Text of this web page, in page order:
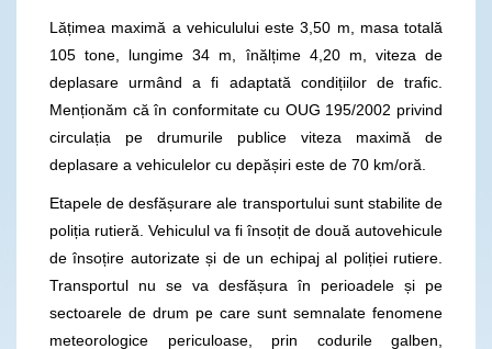
Lățimea maximă a vehiculului este 3,50 m, masa totală
105 tone, lungime 34 m, înălțime 4,20 m, viteza de
deplasare urmând a fi adaptată condițiilor de trafic.
Menționăm că în conformitate cu OUG 195/2002 privind
circulația pe drumurile publice viteza maximă de
deplasare a vehiculelor cu depășiri este de 70 km/oră.
Etapele de desfășurare ale transportului sunt stabilite de
poliția rutieră. Vehiculul va fi însoțit de două autovehicule
de însoțire autorizate și de un echipaj al poliției rutiere.
Transportul nu se va desfășura în perioadele și pe
sectoarele de drum pe care sunt semnalate fenomene
meteorologice periculoase, prin codurile galben,